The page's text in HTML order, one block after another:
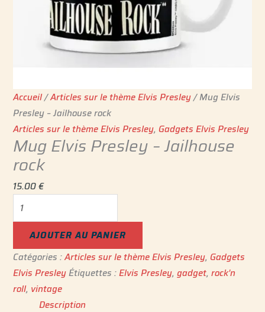
Accueil/Articles sur le thème Elvis Presley/ Mug Elvis
Presley – Jailhouse rock
Articles sur le thème Elvis Presley,Gadgets Elvis Presley
Mug Elvis Presley – Jailhouse
rock
15.00€
AJOUTER AU PANIER
Catégories :Articles sur le thème Elvis Presley,Gadgets
Elvis PresleyÉtiquettes :Elvis Presley,gadget,rock'n
roll, vintage
Description